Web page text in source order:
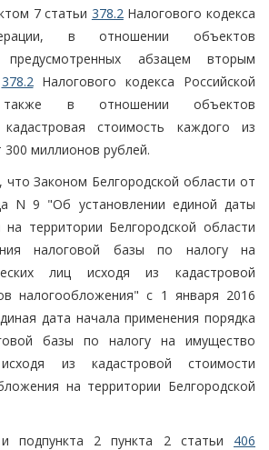
7 статьи 378.2 Налогового кодекса
в отношении объектов
предусмотренных абзацем вторым
378.2 Налогового кодекса Российской
в отношении объектов
кадастровая стоимость каждого из
миллионов рублей.
что Законом Белгородской области от
N 9 "Об установлении единой даты
территории Белгородской области
налоговой базы по налогу на
лиц исходя из кадастровой
налогообложения" с 1 января 2016
дата начала применения порядка
базы по налогу на имущество
из кадастровой стоимости
на территории Белгородской
подпункта 2 пункта 2 статьи 406